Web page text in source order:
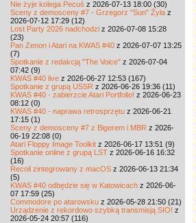
Nie żyje kolega Pecuś z 2026-07-13 18:00 (30)
Sceny z demosceny #7 - Grzegorz "Sun" Żyła z
2026-07-12 17:29 (12)
Lost Party 2026 nadchodzi z 2026-07-08 15:28
(23)
Pan Zenon i Atari na KWAS #40 z 2026-07-07 13:25
(7)
Spotkanie z redakcją "The Voice" z 2026-07-04
07:42 (9)
KWAS #40 live z 2026-06-27 12:53 (167)
Spotkanie z grupą USSR z 2026-06-26 19:36 (11)
KWAS #40 - zabierzcie Atari Portfolio! z 2026-06-23
08:12 (0)
KWAS #40 - naprawa retrosprzętu z 2026-06-21
17:15 (1)
Sceny z demosceny #7 z Bigerem i MBR z 2026-
06-19 22:08 (0)
Atari Floppy Image Toolkit z 2026-06-17 13:51 (9)
Spotkanie online z grupą LST z 2026-06-16 16:32
(16)
Recoil zintegrowany z macOS z 2026-06-13 21:34
(5)
KWAS #40 odbędzie się w Katowicach z 2026-06-
07 17:59 (25)
Commodore po atarowsku z 2026-05-28 21:50 (21)
Urządzenie z rekordowo szybką transmisją SIO! z
2026-05-24 20:57 (116)